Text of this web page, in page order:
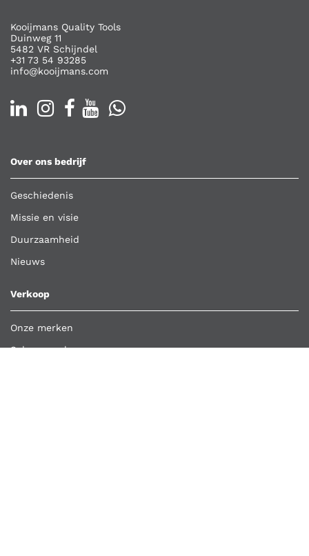
Kooijmans Quality Tools
Duinweg 11
5482 VR Schijndel
+31 73 54 93285
info@kooijmans.com
Over ons bedrijf
Geschiedenis
Missie en visie
Duurzaamheid
Nieuws
Verkoop
Onze merken
Schappenplan